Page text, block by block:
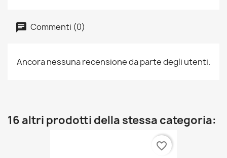
Commenti (0)
Ancora nessuna recensione da parte degli utenti.
16 altri prodotti della stessa categoria:
favorite_border